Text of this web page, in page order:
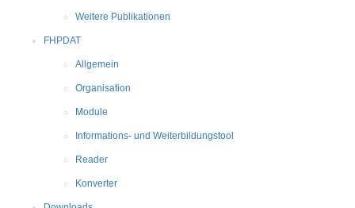
Weitere Publikationen
FHPDAT
Allgemein
Organisation
Module
Informations- und Weiterbildungstool
Reader
Konverter